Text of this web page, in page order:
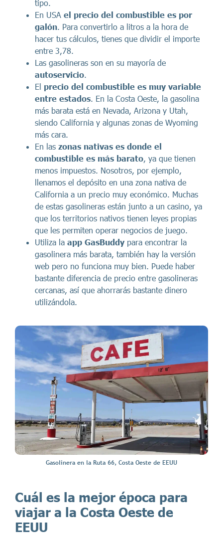
tipo.
En USA el precio del combustible es por
galón. Para convertirlo a litros a la hora de
hacer tus cálculos, tienes que dividir el importe
entre 3,78.
Las gasolineras son en su mayoría de
autoservicio.
El precio del combustible es muy variable
entre estados. En la Costa Oeste, la gasolina
más barata está en Nevada, Arizona y Utah,
siendo California y algunas zonas de Wyoming
más cara.
En las zonas nativas es donde el
combustible es más barato, ya que tienen
menos impuestos. Nosotros, por ejemplo,
llenamos el depósito en una zona nativa de
California a un precio muy económico. Muchas
de estas gasolineras están junto a un casino, ya
que los territorios nativos tienen leyes propias
que les permiten operar negocios de juego.
Utiliza la app GasBuddy para encontrar la
gasolinera más barata, también hay la versión
web pero no funciona muy bien. Puede haber
bastante diferencia de precio entre gasolineras
cercanas, así que ahorrarás bastante dinero
utilizándola.
Gasolinera en la Ruta 66, Costa Oeste de EEUU
Cuál es la mejor época para
viajar a la Costa Oeste de
EEUU